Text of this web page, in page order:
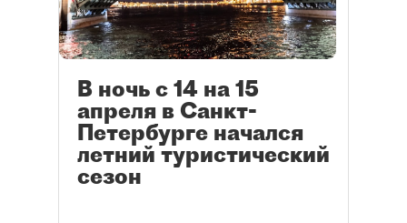
В ночь с 14 на 15
апреля в Санкт-
Петербурге начался
летний туристический
сезон